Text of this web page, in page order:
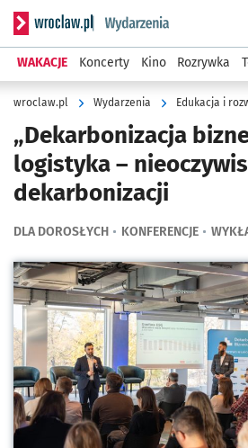
Serwis informacyjny wroclaw.pl
WAKACJE Koncerty Kino Rozrywka
wroclaw.pl Wydarzenia Edukacja i
„Dekarbonizacja
logistyka –
dekarbonizacji
DLA DOROSŁYCH KONFERENCJE
Kliknij, aby powiększyć